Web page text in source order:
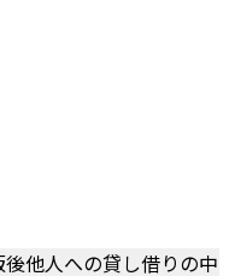
他人への貸し借りの中